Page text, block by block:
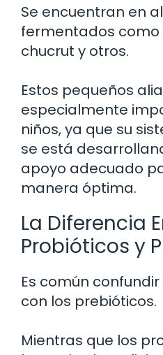
Se encuentran en
fermentados como
chucrut y otros.
Estos pequeños
especialmente
niños, ya que su
se está
apoyo adecuado
manera óptima.
La Diferencia
Probióticos y
Es común
con los prebióticos.
Mientras que los